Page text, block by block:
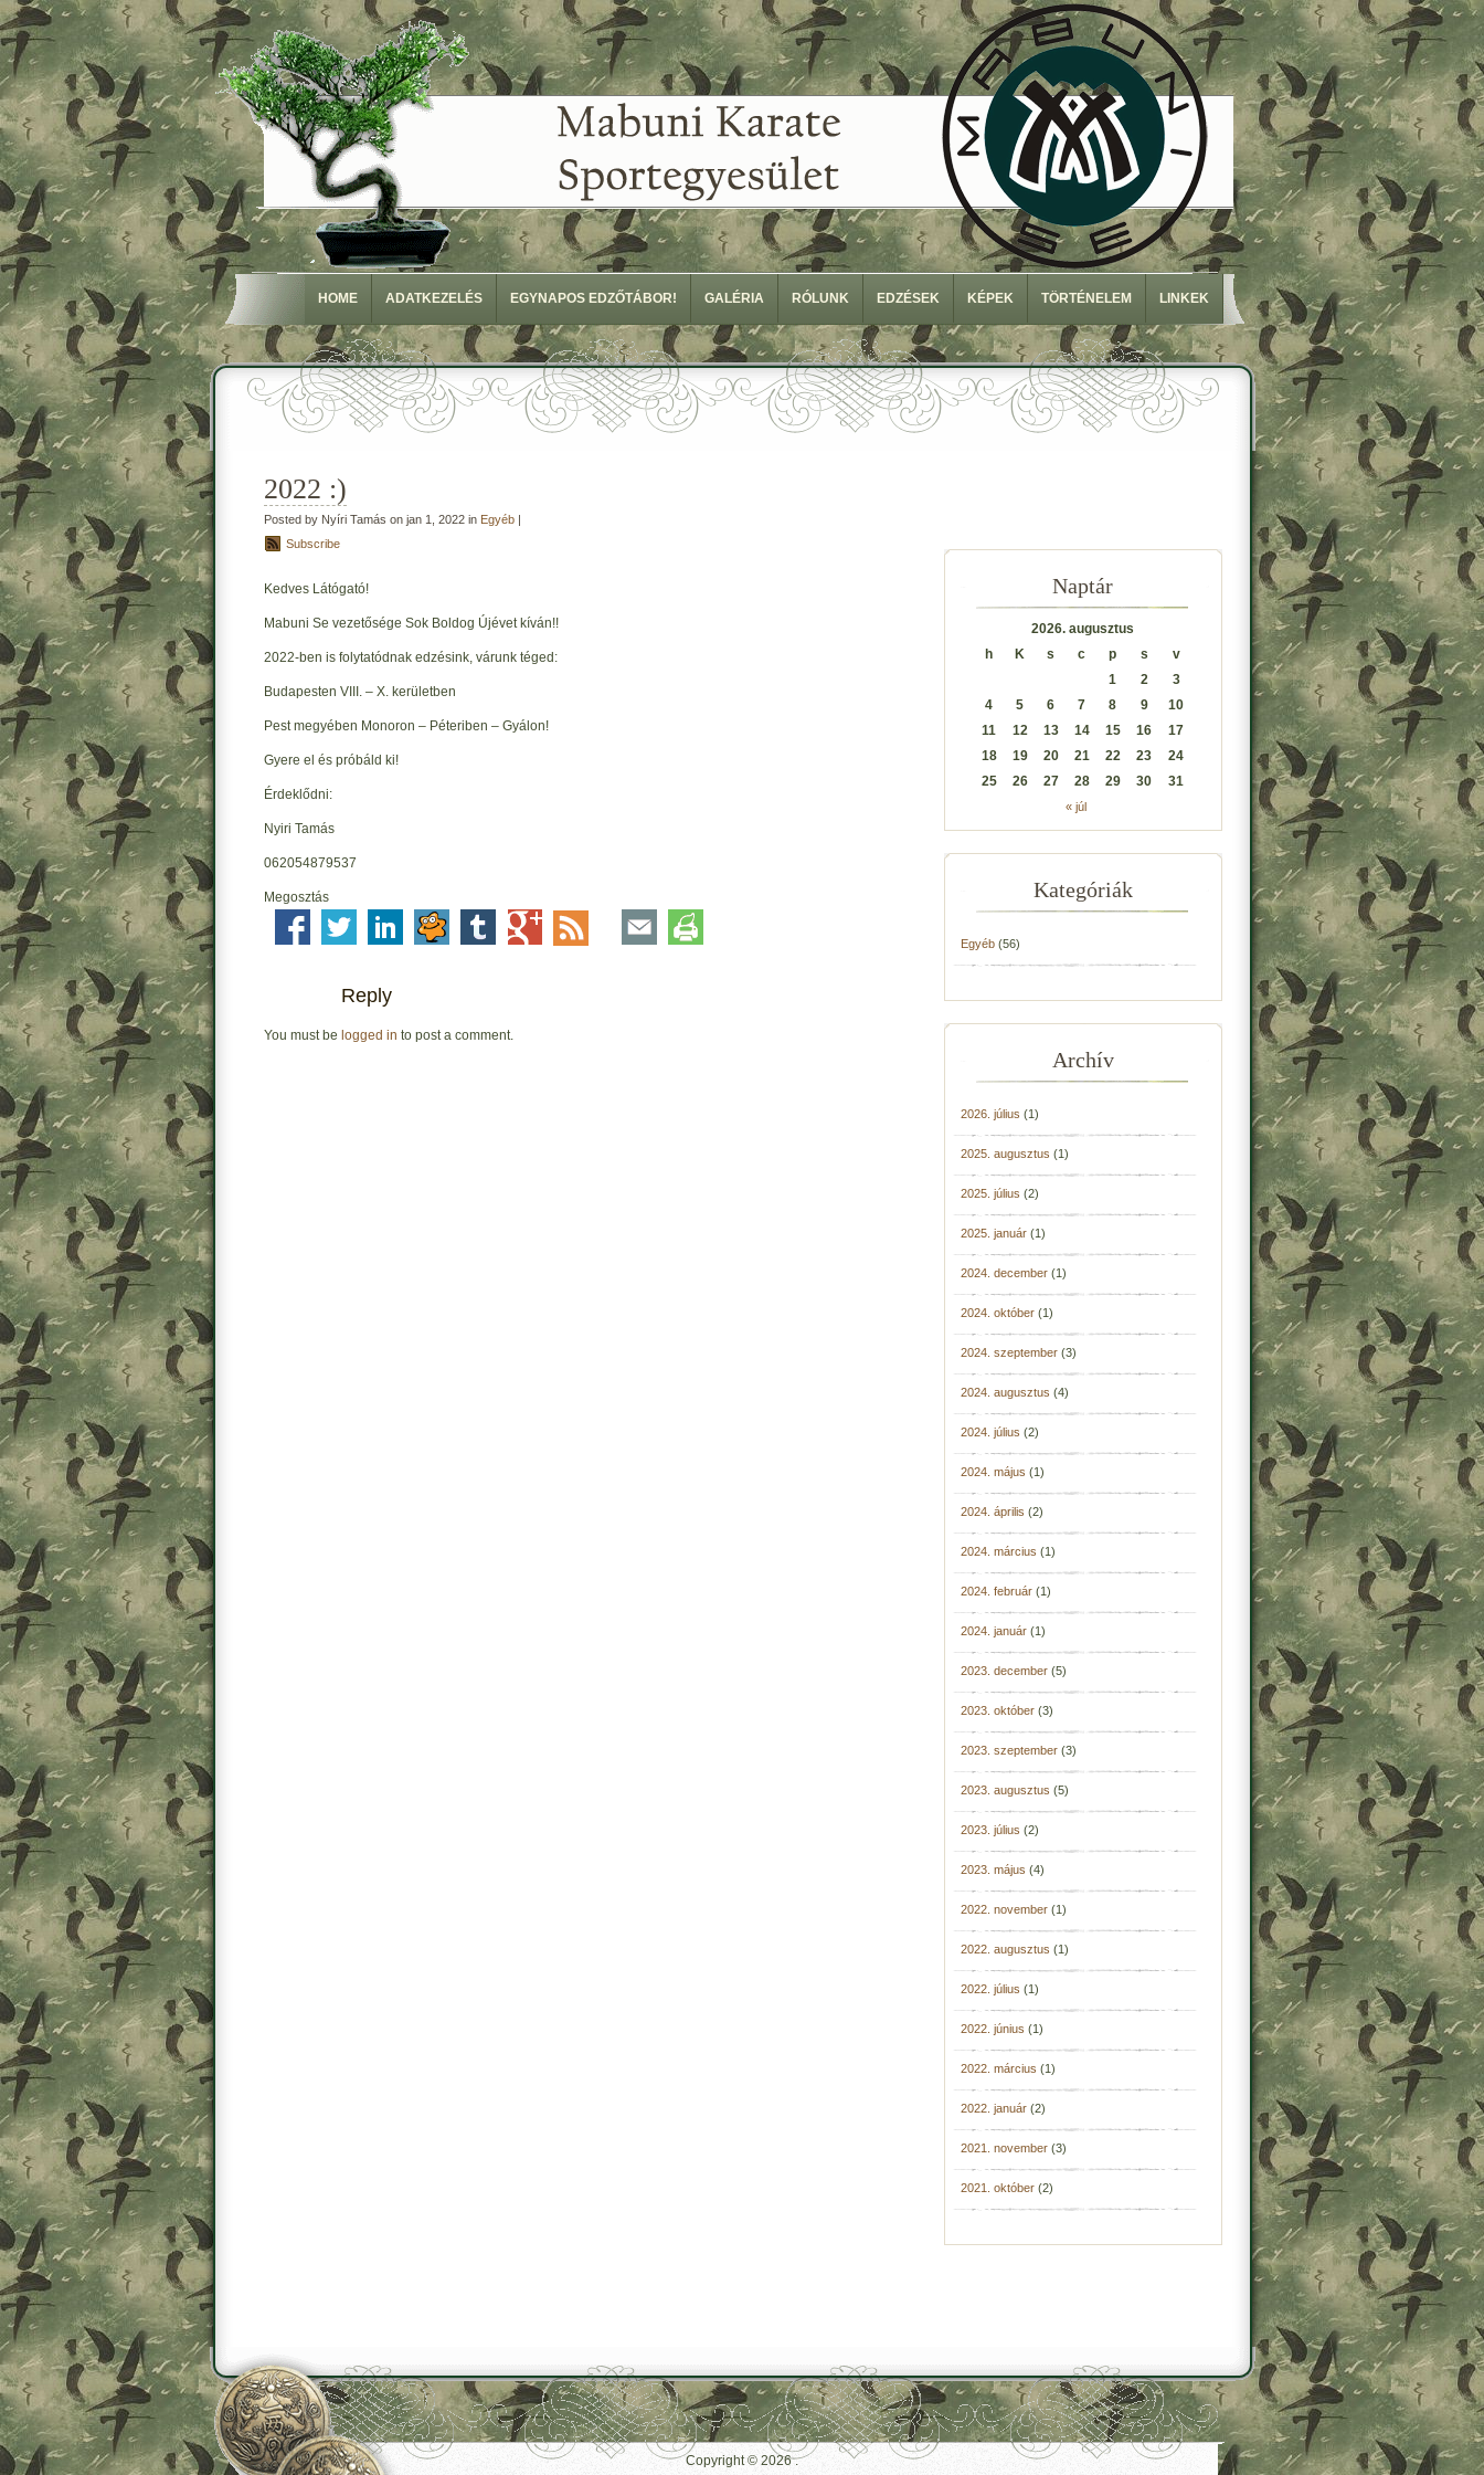
HOME ADATKEZELÉS EGYNAPOS EDZŐTÁBOR! GALÉRIA RÓLUNK EDZÉSEK KÉPEK TÖRTÉNELEM LINKEK
2022 :)
Posted by Nyíri Tamás on jan 1, 2022 in Egyéb|
Subscribe
Kedves Látógató!
Mabuni Se vezetősége Sok Boldog Újévet kíván!!
2022-ben is folytatódnak edzésink, várunk téged:
Budapesten VIII. – X. kerületben
Pest megyében Monoron – Péteriben – Gyálon!
Gyere el és próbáld ki!
Érdeklődni:
Nyiri Tamás
062054879537
Megosztás
Reply
You must be logged in to post a comment.
Naptár
2026. augusztus
h
K s c p s
v
1
2
3
4
5 6 7 8 9
10
11
12 13 14 15 16
17
18
19 20 21 22 23
24
25
26 27 28 29 30 31
« júl
Kategóriák
Egyéb(56)
Archív
2026. július (1)
2025. augusztus (1)
2025. július (2)
2025. január(1)
2024. december(1)
2024. október(1)
2024. szeptember(3)
2024. augusztus (4)
2024. július (2)
2024. május (1)
2024. április (2)
2024. március (1)
2024. február(1)
2024. január(1)
2023. december(5)
2023. október(3)
2023. szeptember(3)
2023. augusztus (5)
2023. július (2)
2023. május (4)
2022. november(1)
2022. augusztus (1)
2022. július (1)
2022. június (1)
2022. március (1)
2022. január(2)
2021. november(3)
2021. október(2)
Copyright © 2026.